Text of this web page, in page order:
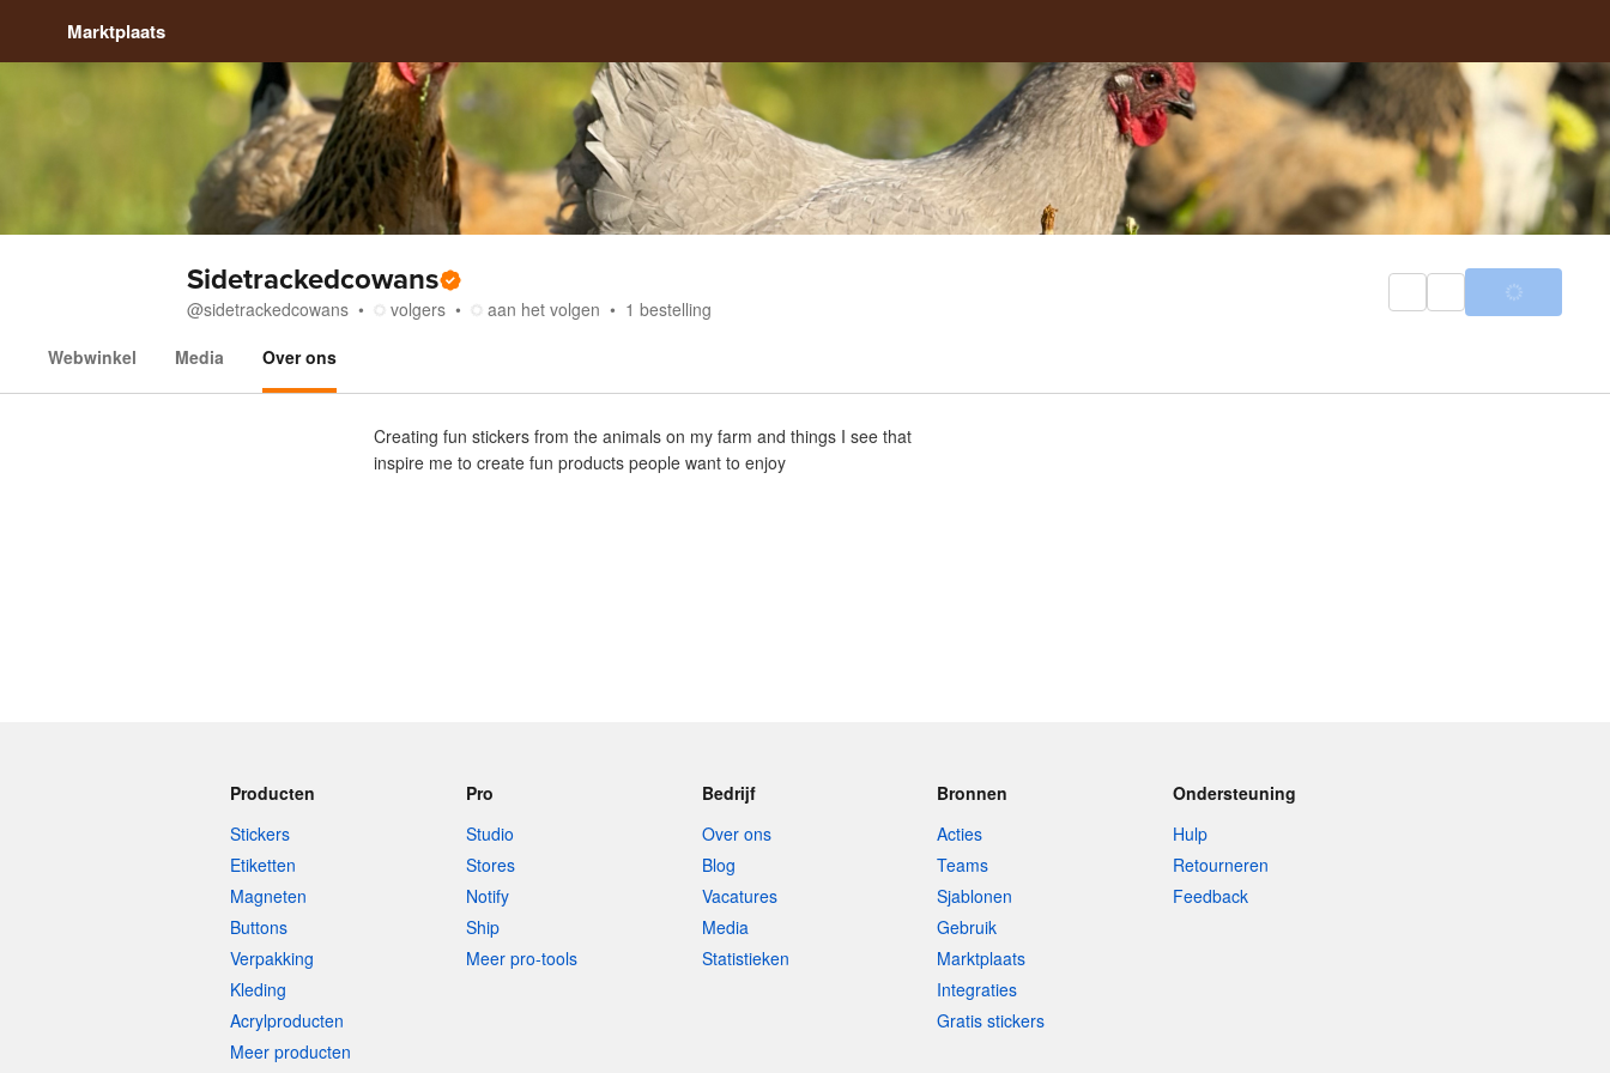
Marktplaats
Sidetrackedcowans
@sidetrackedcowans volgers aan het volgen 1 bestelling
Webwinkel
Media Over ons
Creating fun stickers from the animals on my farm and things I see that
inspire me to create fun products people want to enjoy
Producten
Stickers
Etiketten
Magneten
Buttons
Verpakking
Kleding
Acrylproducten
Meer producten
Pro
Studio
Stores
Notify
Ship
Meer pro-tools
Bedrijf
Over ons
Blog
Vacatures
Media
Statistieken
Bronnen
Acties
Teams
Sjablonen
Gebruik
Marktplaats
Integraties
Gratis stickers
Ondersteuning
Hulp
Retourneren
Feedback